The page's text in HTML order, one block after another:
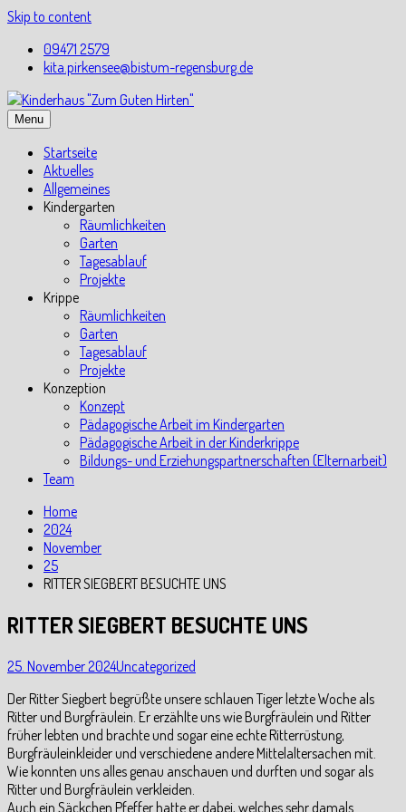
Skip to content
09471 2579
kita.pirkensee@bistum-regensburg.de
Menu
Startseite
Aktuelles
Allgemeines
Kindergarten
Räumlichkeiten
Garten
Tagesablauf
Projekte
Krippe
Räumlichkeiten
Garten
Tagesablauf
Projekte
Konzeption
Konzept
Pädagogische Arbeit im Kindergarten
Pädagogische Arbeit in der Kinderkrippe
Bildungs- und Erziehungspartnerschaften (Elternarbeit)
Team
Home
2024
November
25
RITTER SIEGBERT BESUCHTE UNS
RITTER SIEGBERT BESUCHTE UNS
25. November 2024Uncategorized
Der Ritter Siegbert begrüßte unsere schlauen Tiger letzte Woche als
Ritter und Burgfräulein. Er erzählte uns wie Burgfräulein und Ritter
früher lebten und brachte und sogar eine echte Ritterrüstung,
Burgfräuleinkleider und verschiedene andere Mittelaltersachen mit.
Wie konnten uns alles genau anschauen und durften und sogar als
Ritter und Burgfräulein verkleiden.
Auch ein Säckchen Pfeffer hatte er dabei, welches sehr damals